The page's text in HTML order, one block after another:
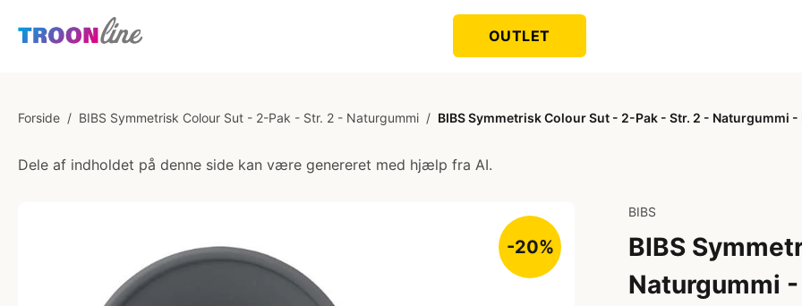
OUTLET
Forside / BIBS Symmetrisk Colour Sut - 2-Pak - Str. 2 - Naturgummi / BIBS Symmetrisk Colour Sut - 2-Pak - Str. 2 - Naturgummi
Dele af indholdet på denne side kan være genereret med hjælp fra AI.
-20%
BIBS
BIBS
Naturgummi